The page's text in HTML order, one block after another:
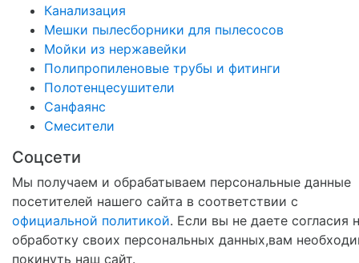
Канализация
Мешки пылесборники для пылесосов
Мойки из нержавейки
Полипропиленовые трубы и фитинги
Полотенцесушители
Санфаянс
Смесители
Соцсети
Мы получаем и обрабатываем персональные данные
посетителей нашего сайта в соответствии с
официальной политикой. Если вы не даете согласия
обработку своих персональных данных,вам
покинуть наш сайт.